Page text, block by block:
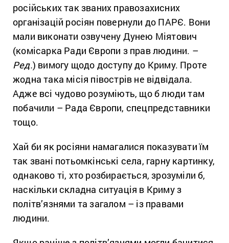
російських так званих правозахисних
організацій росіян повернули до ПАРЄ. Вони
мали виконати озвучену Дунею Міятович
(комісарка Ради Європи з прав людини. –
Ред.) вимогу щодо доступу до Криму. Проте
жодна така місія півострів не відвідала.
Адже всі чудово розуміють, що б люди там
побачили – Рада Європи, спецпредставники
тощо.
Хай би як росіяни намагалися показувати їм
так звані потьомкінські села, гарну картинку,
однаково ті, хто розбирається, зрозуміли б,
наскільки складна ситуація в Криму з
політв’язнями та загалом – із правами
людини.